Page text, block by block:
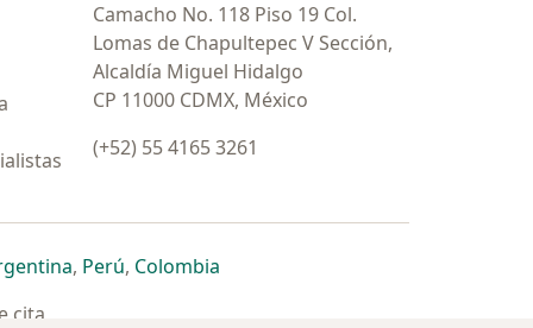
Camacho No. 118 Piso 19 Col.
Lomas de Chapultepec V Sección,
Alcaldía Miguel Hidalgo
CP 11000 CDMX, México
(+52) 55 4165 3261
pestaña
una nueva pestaña
en una nueva pestaña
se abre en una nueva pestaña
, Perúse abre en una nueva pestaña
, Colombiase abre en una nueva pestaña
cita